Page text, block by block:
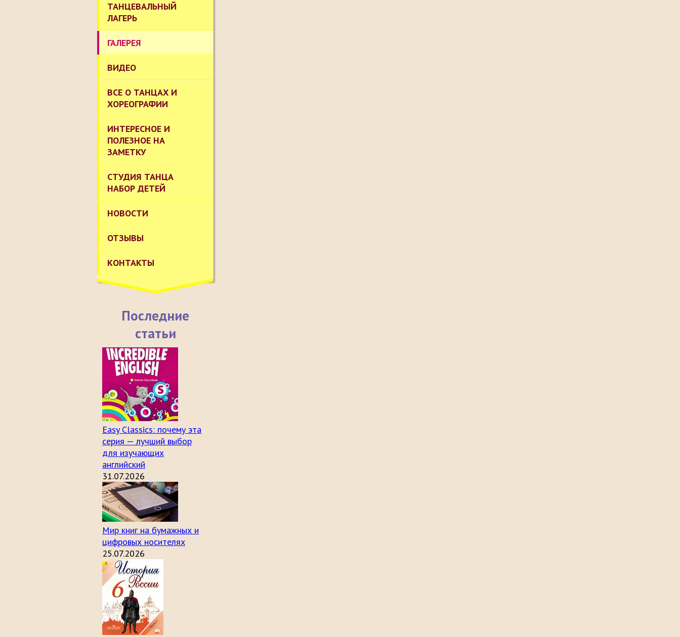
ТАНЦЕВАЛЬНЫЙ
ЛАГЕРЬ
ГАЛЕРЕЯ
ВИДЕО
ВСЕ О ТАНЦАХ И
ХОРЕОГРАФИИ
ИНТЕРЕСНОЕ И
ПОЛЕЗНОЕ НА
ЗАМЕТКУ
СТУДИЯ ТАНЦА
НАБОР ДЕТЕЙ
НОВОСТИ
ОТЗЫВЫ
КОНТАКТЫ
Последние
статьи
Easy Classics: почему эта
серия — лучший выбор
для изучающих
английский
31.07.2026
Мир книг на бумажных и
цифровых носителях
25.07.2026